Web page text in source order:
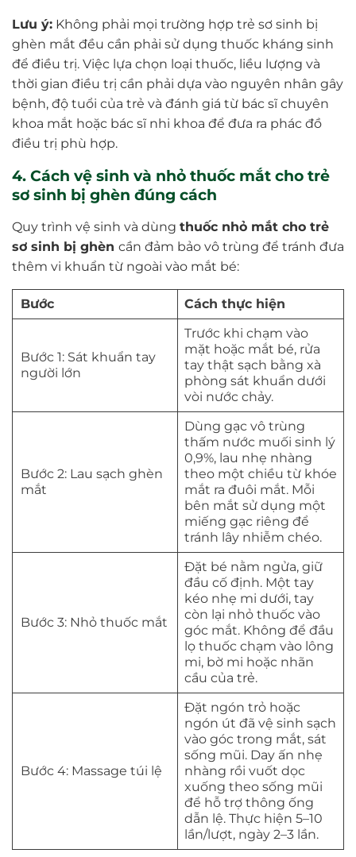
Lưu ý: Không phải mọi trường hợp trẻ sơ sinh bị
ghèn mắt đều cần phải sử dụng thuốc kháng sinh
để điều trị. Việc lựa chọn loại thuốc, liều lượng và
thời gian điều trị cần phải dựa vào nguyên nhân gây
bệnh, độ tuổi của trẻ và đánh giá từ bác sĩ chuyên
khoa mắt hoặc bác sĩ nhi khoa để đưa ra phác đồ
điều trị phù hợp.
4. Cách vệ sinh và nhỏ thuốc mắt cho trẻ
sơ sinh bị ghèn đúng cách
Quy trình vệ sinh và dùng thuốc nhỏ mắt cho trẻ
sơ sinh bị ghèn cần đảm bảo vô trùng để tránh đưa
thêm vi khuẩn từ ngoài vào mắt bé:
Bước Cách thực hiện
Bước 1: Sát khuẩn tay
người lớn
Trước khi chạm vào
mặt hoặc mắt bé, rửa
tay thật sạch bằng xà
phòng sát khuẩn dưới
vòi nước chảy.
Bước 2: Lau sạch ghèn
mắt
Dùng gạc vô trùng
thấm nước muối sinh lý
0,9%, lau nhẹ nhàng
theo một chiều từ khóe
mắt ra đuôi mắt. Mỗi
bên mắt sử dụng một
miếng gạc riêng để
tránh lây nhiễm chéo.
Bước 3: Nhỏ thuốc mắt
Đặt bé nằm ngửa, giữ
đầu cố định. Một tay
kéo nhẹ mi dưới, tay
còn lại nhỏ thuốc vào
góc mắt. Không để đầu
lọ thuốc chạm vào lông
mi, bờ mi hoặc nhãn
cầu của trẻ.
Bước 4: Massage túi lệ
Đặt ngón trỏ hoặc
ngón út đã vệ sinh sạch
vào góc trong mắt, sát
sống mũi. Day ấn nhẹ
nhàng rồi vuốt dọc
xuống theo sống mũi
để hỗ trợ thông ống
dẫn lệ. Thực hiện 5–10
lần/lượt, ngày 2–3 lần.